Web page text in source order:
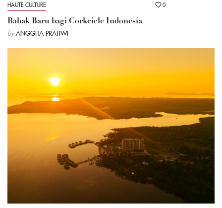
HAUTE CULTURE 0
Babak Baru bagi Corkcicle Indonesia
by ANGGITA PRATIWI